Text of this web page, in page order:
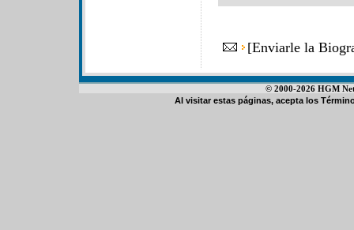
[Enviarle la
© 2000-2026 HGM
Al visitar estas páginas, acepta los